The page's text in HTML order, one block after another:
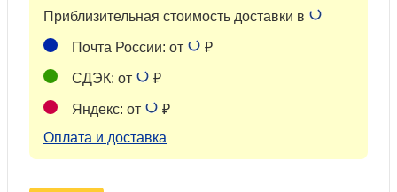
Приблизительная стоимость доставки в
Почта России: от ₽
СДЭК: от ₽
Яндекс: от
₽
Оплата и доставка